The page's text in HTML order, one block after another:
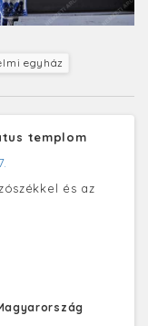
egyház
templom
és az